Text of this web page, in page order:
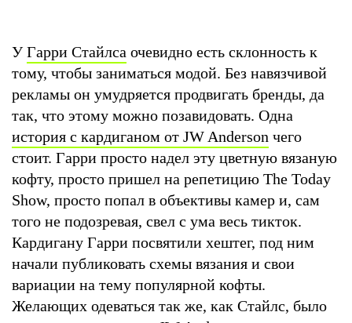
У Гарри Стайлса очевидно есть склонность к
тому, чтобы заниматься модой. Без навязчивой
рекламы он умудряется продвигать бренды, да
так, что этому можно позавидовать. Одна
история с кардиганом от JW Anderson чего
стоит. Гарри просто надел эту цветную вязаную
кофту, просто пришел на репетицию The Today
Show, просто попал в объективы камер и, сам
того не подозревая, свел с ума весь тикток.
Кардигану Гарри посвятили хештег, под ним
начали публиковать схемы вязания и свои
вариации на тему популярной кофты.
Желающих одеваться так же, как Стайлс, было